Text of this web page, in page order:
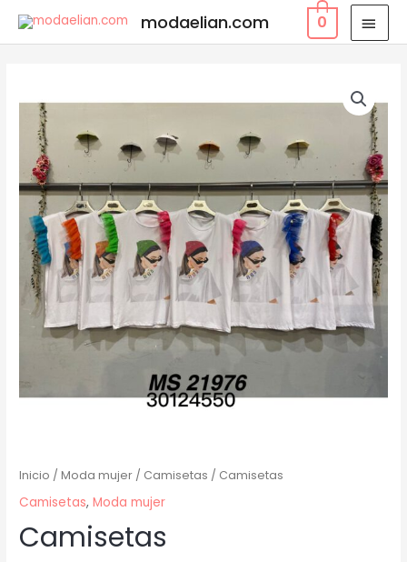
modaelian.com 0
Inicio /Moda mujer / Camisetas / Camisetas
Camisetas,Moda mujer
Camisetas